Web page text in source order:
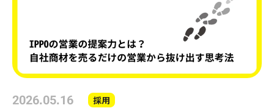
2026.05.16 採用